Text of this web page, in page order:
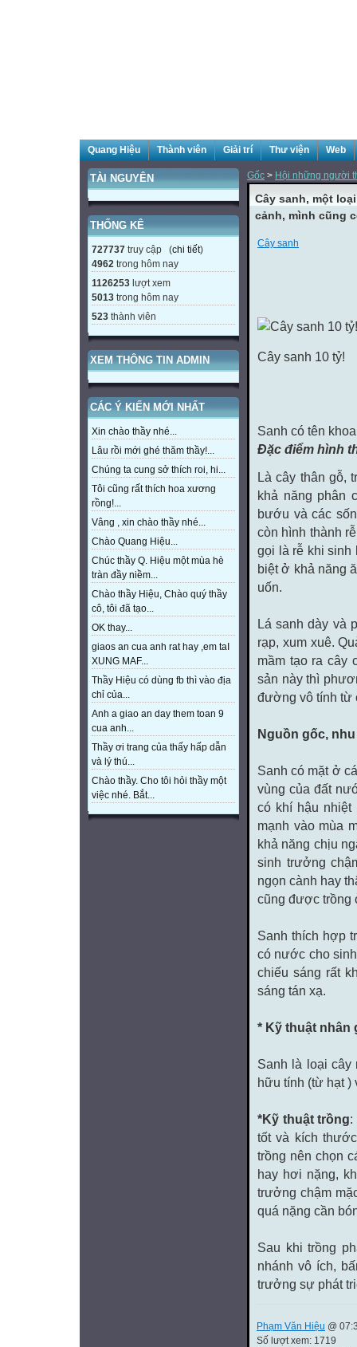
Quang Hiệu Thành viên Giải trí Thư viện Web
TÀI NGUYÊN
THỐNG KÊ
727737 truy cập (chi tiết)
4962 trong hôm nay
1126253 lượt xem
5013 trong hôm nay
523 thành viên
XEM THÔNG TIN ADMIN
CÁC Ý KIẾN MỚI NHẤT
Xin chào thầy nhé...
Lâu rồi mới ghé thăm thầy!...
Chúng ta cung sở thích roi, hi...
Tôi cũng rất thích hoa xương
rồng!...
Vâng , xin chào thầy nhé...
Chào Quang Hiệu...
Chúc thầy Q. Hiệu một mùa hè
tràn đầy niềm...
Chào thầy Hiệu, Chào quý thầy
cô, tôi đã tạo...
OK thay...
giaos an cua anh rat hay ,em taI
XUNG MAF...
Thầy Hiệu có dùng fb thì vào địa
chỉ của...
Anh a giao an day them toan 9
cua anh...
Thầy ơi trang của thấy hấp dẫn
và lý thú...
Chào thầy. Cho tôi hỏi thầy một
việc nhé. Bắt...
Gốc > Hội những người
Cây sanh, một
cảnh, mình cũng
Cây sanh
Cây sanh 10 tỷ!
Sanh có tên
Đặc điểm hình
Là cây thân gỗ,
khả năng phân
bướu và các
còn hình thành
gọi là rễ khi sinh
biệt ở khả năng
uốn.
Lá sanh dày và
rạp, xum xuê.
mầm tạo ra cây
sản này thì
đường vô tính
Nguồn gốc,
Sanh có mặt ở
vùng của đất
có khí hậu
mạnh vào mùa
khả năng chịu
sinh trưởng
ngọn cành hay
cũng được trồng
Sanh thích hợp
có nước cho
chiếu sáng rất
sáng tán xạ.
* Kỹ thuật nhân
Sanh là loại cây
hữu tính (từ hạt )
*Kỹ thuật trồng:
tốt và kích
trồng nên chọn
hay hơi nặng,
trưởng chậm
quá nặng cần
Sau khi trồng
nhánh vô ích,
trưởng sự phát
Phạm Văn Hiệu @
Số lượt xem: 1719